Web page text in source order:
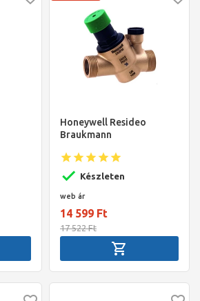
Honeywell Resideo
Braukmann
belső és 3/4" KMtel,
1,5..6bar, PN16, max
40/70°C
Készleten
web ár
14 599 Ft
17 522 Ft